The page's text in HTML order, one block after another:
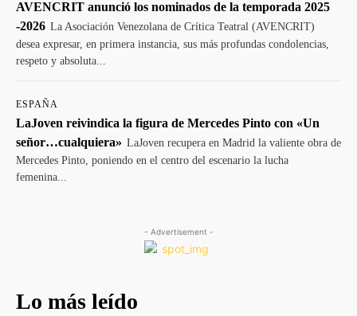
AVENCRIT anunció los nominados de la temporada 2025
-2026 La Asociación Venezolana de Crítica Teatral (AVENCRIT)
desea expresar, en primera instancia, sus más profundas condolencias,
respeto y absoluta...
ESPAÑA
LaJoven reivindica la figura de Mercedes Pinto con «Un
señor…cualquiera» LaJoven recupera en Madrid la valiente obra de
Mercedes Pinto, poniendo en el centro del escenario la lucha
femenina...
- Advertisement -
Lo más leído